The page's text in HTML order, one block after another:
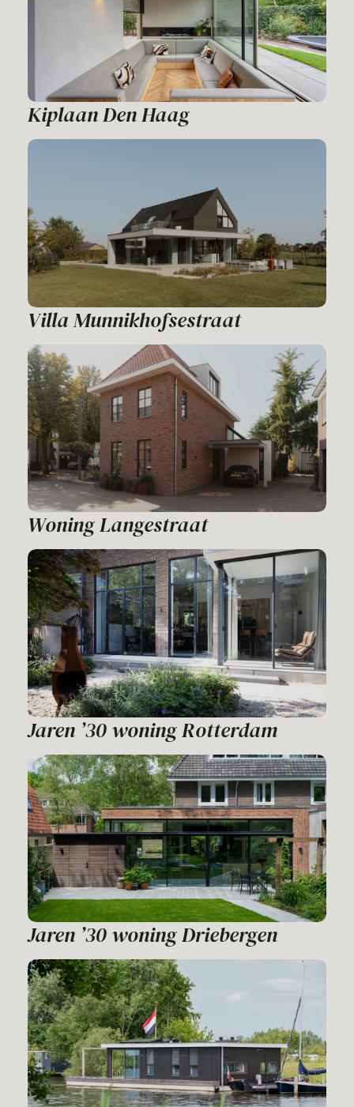
Kiplaan Den Haag
Villa Munnikhofsestraat
Woning Langestraat
Jaren ’30 woning Rotterdam
Jaren ’30 woning Driebergen